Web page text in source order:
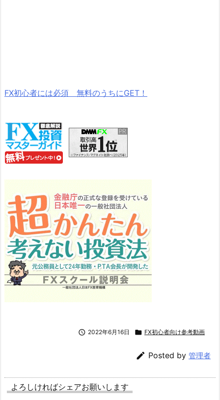
FX初心者には必須 無料のうちにGET！
 2022年6月16日  FX初心者向け参考動画
 Posted by 管理者
よろしければシェアお願いします